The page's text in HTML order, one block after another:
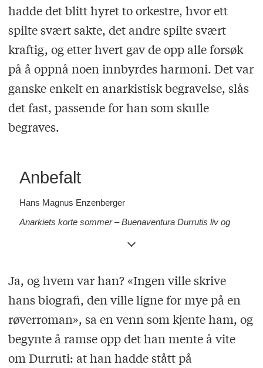
hadde det blitt hyret to orkestre, hvor ett
spilte svært sakte, det andre spilte svært
kraftig, og etter hvert gav de opp alle forsøk
på å oppnå noen innbyrdes harmoni. Det var
ganske enkelt en anarkistisk begravelse, slås
det fast, passende for han som skulle
begraves.
Anbefalt
Hans Magnus Enzenberger
Anarkiets korte sommer – Buenaventura Durrutis liv og
Ja, og hvem var han? «Ingen ville skrive
hans biografi, den ville ligne for mye på en
røverroman», sa en venn som kjente ham, og
begynte å ramse opp det han mente å vite
om Durruti: at han hadde stått på